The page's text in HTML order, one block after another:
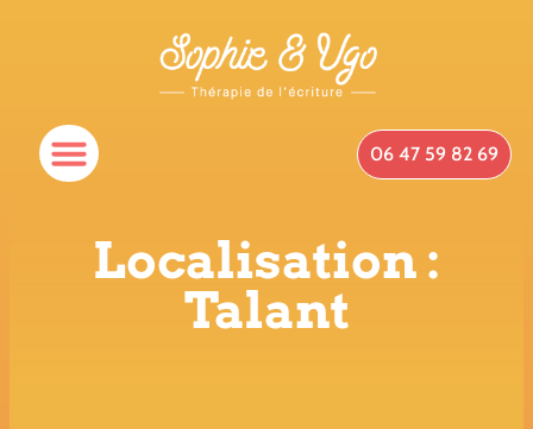
06 47 59 82 69
Localisation :
Talant